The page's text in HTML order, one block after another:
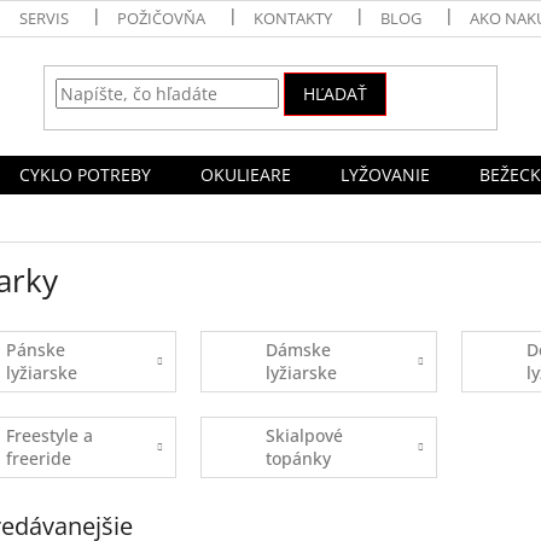
SERVIS POŽIČOVŇA KONTAKTY BLOG AKO
HĽADAŤ
CYKLO POTREBY OKULIEARE LYŽOVANIE
Pánske
lyžiarske
topánky
Dámske
lyžiarske
topánky
Freestyle a
freeride
lyžiarky
Skialpové
topánky